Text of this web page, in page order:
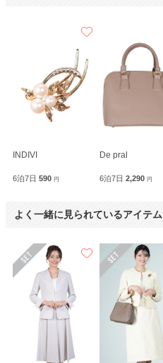
INDIVI
6泊7日 590 円
De pral
6泊7日2,290円
よく一緒に見られているアイテム